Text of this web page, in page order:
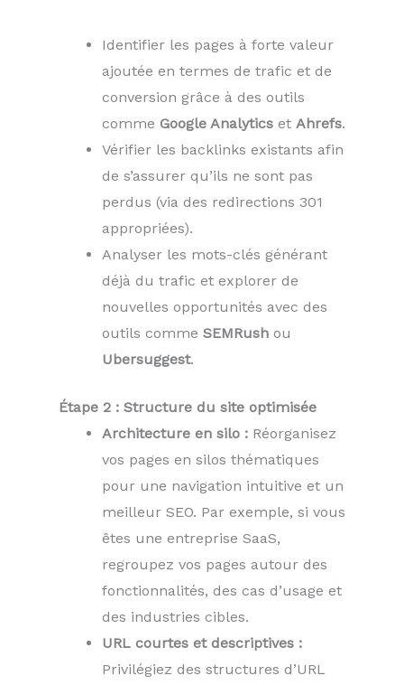
Identifier les pages à forte valeur
ajoutée en termes de trafic et de
conversion grâce à des outils
comme Google Analytics et Ahrefs.
Vérifier les backlinks existants afin
de s’assurer qu’ils ne sont pas
perdus (via des redirections 301
appropriées).
Analyser les mots-clés générant
déjà du trafic et explorer de
nouvelles opportunités avec des
outils comme SEMRush ou
Ubersuggest.
Étape 2 : Structure du site optimisée
Architecture en silo : Réorganisez
vos pages en silos thématiques
pour une navigation intuitive et un
meilleur SEO. Par exemple, si vous
êtes une entreprise SaaS,
regroupez vos pages autour des
fonctionnalités, des cas d’usage et
des industries cibles.
URL courtes et descriptives :
Privilégiez des structures d’URL